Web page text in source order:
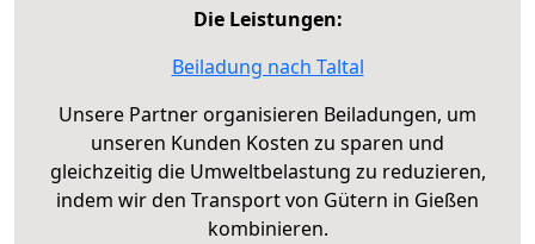
Die Leistungen:
Beiladung nach Taltal
Unsere Partner organisieren Beiladungen, um
unseren Kunden Kosten zu sparen und
gleichzeitig die Umweltbelastung zu reduzieren,
indem wir den Transport von Gütern in Gießen
kombinieren.